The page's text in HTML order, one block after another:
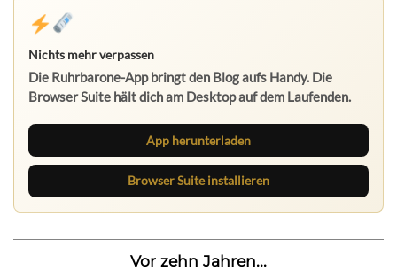
Nichts mehr verpassen
Die Ruhrbarone-App bringt den Blog aufs Handy. Die
Browser Suite hält dich am Desktop auf dem Laufenden.
App herunterladen
Browser Suite installieren
Vor zehn Jahren...